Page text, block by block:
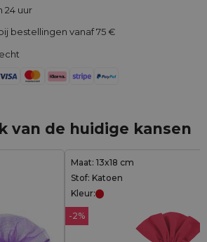
24 uur
bestellingen vanaf 75 €
van de huidige kansen
Maat: 13x18 cm
Stof: Katoen
Kleur:
-2%